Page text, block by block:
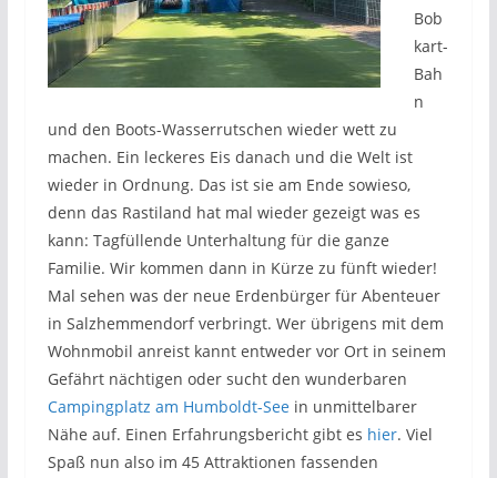
Bob
kart-
Bah
n
und den Boots-Wasserrutschen wieder wett zu
machen. Ein leckeres Eis danach und die Welt ist
wieder in Ordnung. Das ist sie am Ende sowieso,
denn das Rastiland hat mal wieder gezeigt was es
kann: Tagfüllende Unterhaltung für die ganze
Familie. Wir kommen dann in Kürze zu fünft wieder!
Mal sehen was der neue Erdenbürger für Abenteuer
in Salzhemmendorf verbringt. Wer übrigens mit dem
Wohnmobil anreist kannt entweder vor Ort in seinem
Gefährt nächtigen oder sucht den wunderbaren
Campingplatz am Humboldt-Seein unmittelbarer
Nähe auf. Einen Erfahrungsbericht gibt es hier. Viel
Spaß nun also im 45 Attraktionen fassenden